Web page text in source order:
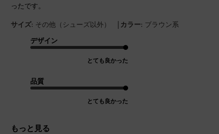
ったです。
サイズ: その他（シューズ以外） | カラー: ブラウン系
デザイン
とても良かった
品質
とても良かった
もっと見る